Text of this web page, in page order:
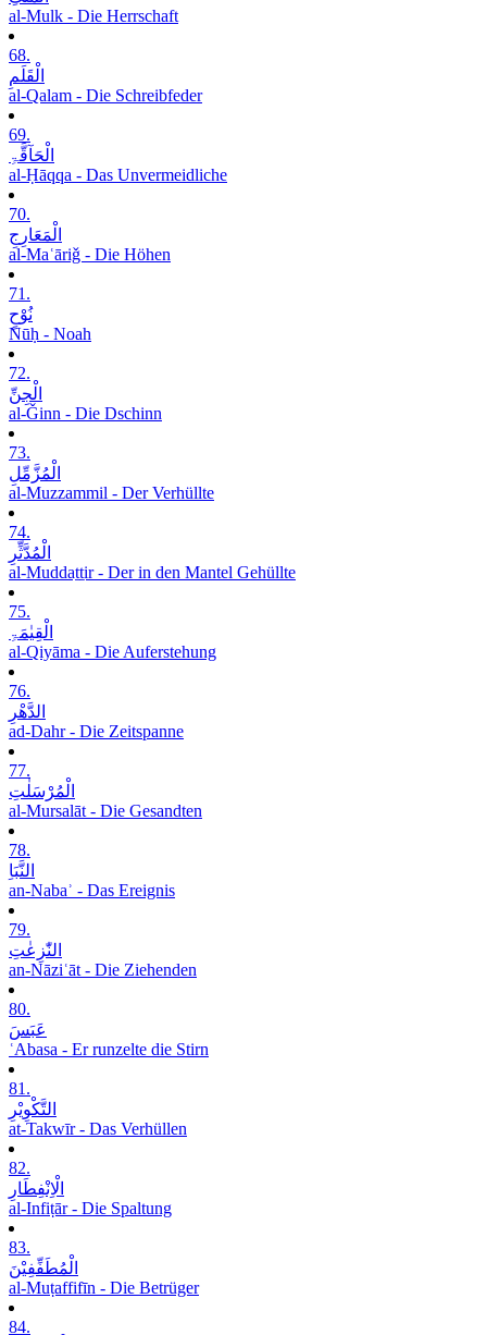
al-Mulk - Die Herrschaft
68.
الْقَلَمِ
al-Qalam - Die Schreibfeder
69.
الْحَآقَّۃِ
al-Ḥāqqa - Das Unvermeidliche
70.
الْمَعَارِجِ
al-Maʿāriǧ - Die Höhen
71.
نُوْحٍ
Nūḥ - Noah
72.
الْجِنِّ
al-Ǧinn - Die Dschinn
73.
الْمُزَّمِّلِ
al-Muzzammil - Der Verhüllte
74.
الْمُدَّثِّرِ
al-Muddaṯṯir - Der in den Mantel Gehüllte
75.
الْقِیٰمَۃِ
al-Qiyāma - Die Auferstehung
76.
الدَّھْرِ
ad-Dahr - Die Zeitspanne
77.
الْمُرْسَلٰتِ
al-Mursalāt - Die Gesandten
78.
النَّبَاِ
an-Nabaʾ - Das Ereignis
79.
النّٰزِعٰتِ
an-Nāziʿāt - Die Ziehenden
80.
عَبَسَ
ʿAbasa - Er runzelte die Stirn
81.
التَّکْوِیْرِ
at-Takwīr - Das Verhüllen
82.
الْاِنْفِطَارِ
al-Infiṭār - Die Spaltung
83.
الْمُطَفِّفِیْنَ
al-Muṭaffifīn - Die Betrüger
84.